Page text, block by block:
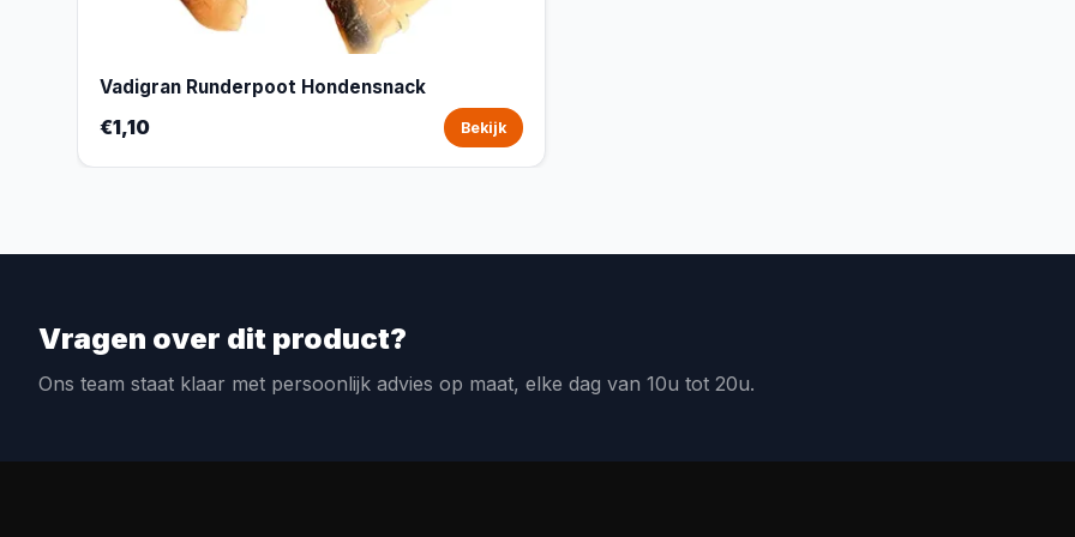
Vadigran Runderpoot Hondensnack
€1,10 Bekijk
Vragen over dit product?
Ons team staat klaar met persoonlijk advies op maat, elke dag van 10u tot 20u.